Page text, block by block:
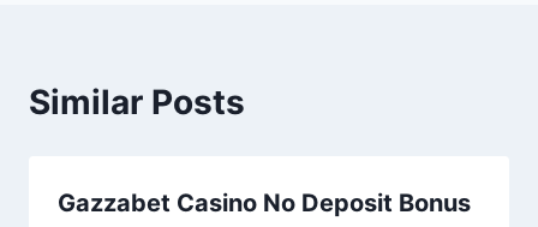
Similar Posts
Gazzabet Casino No Deposit Bonus